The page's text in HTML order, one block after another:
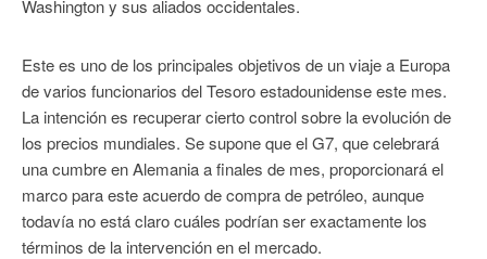
Washington y sus aliados occidentales.
Este es uno de los principales objetivos de un viaje a Europa
de varios funcionarios del Tesoro estadounidense este mes.
La intención es recuperar cierto control sobre la evolución de
los precios mundiales. Se supone que el G7, que celebrará
una cumbre en Alemania a finales de mes, proporcionará el
marco para este acuerdo de compra de petróleo, aunque
todavía no está claro cuáles podrían ser exactamente los
términos de la intervención en el mercado.